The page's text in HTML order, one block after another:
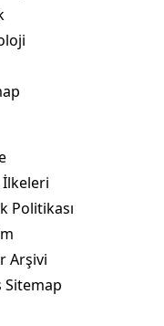
İlkeleri
Politikası
Arşivi
Sitemap